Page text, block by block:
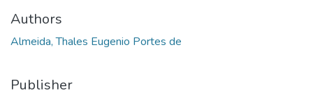
Authors
Almeida, Thales Eugenio Portes de
Publisher